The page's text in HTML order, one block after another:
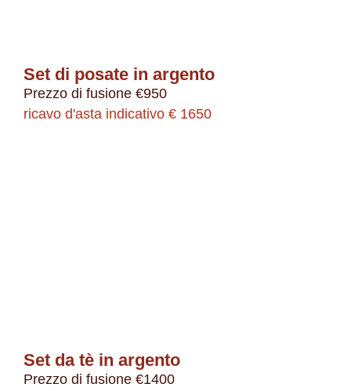
Set di posate in argento
Prezzo di fusione €950
ricavo d'asta indicativo € 1650
Set da tè in argento
Prezzo di fusione €1400